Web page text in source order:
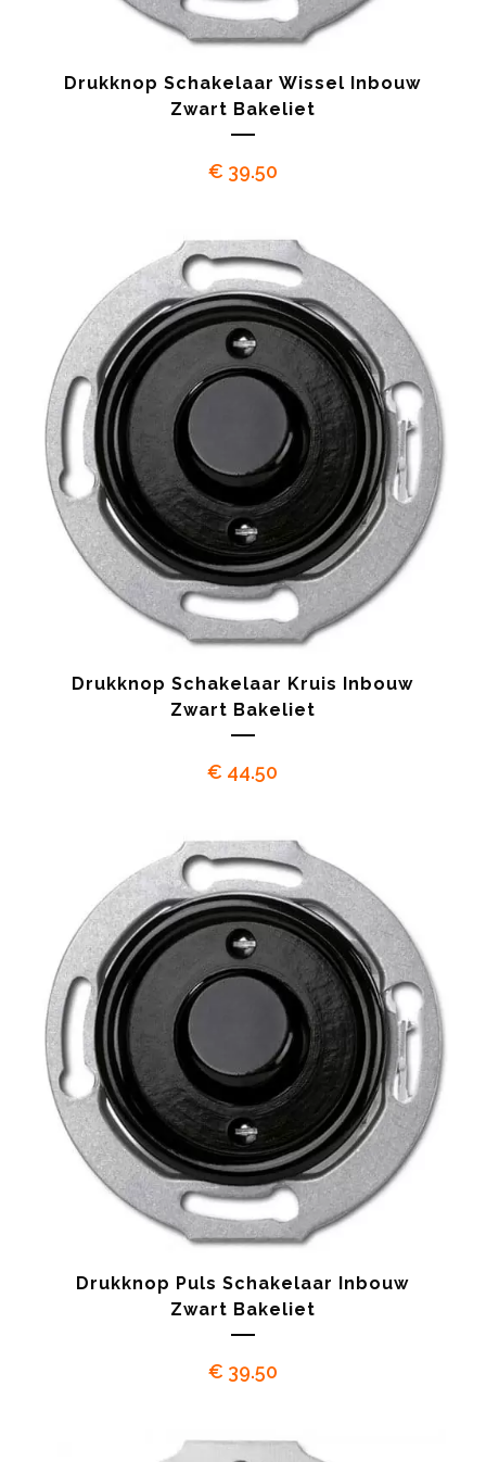
Drukknop Schakelaar Wissel Inbouw
Zwart Bakeliet
€ 39.50
Drukknop Schakelaar Kruis Inbouw
Zwart Bakeliet
€ 44.50
Drukknop Puls Schakelaar Inbouw
Zwart Bakeliet
€ 39.50